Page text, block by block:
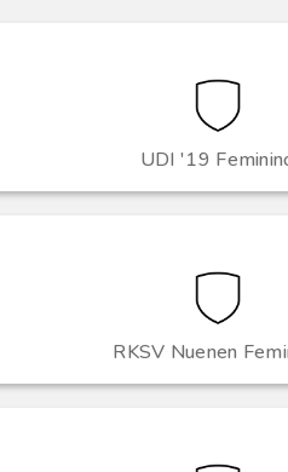
UDI '19
RKSV Nuenen